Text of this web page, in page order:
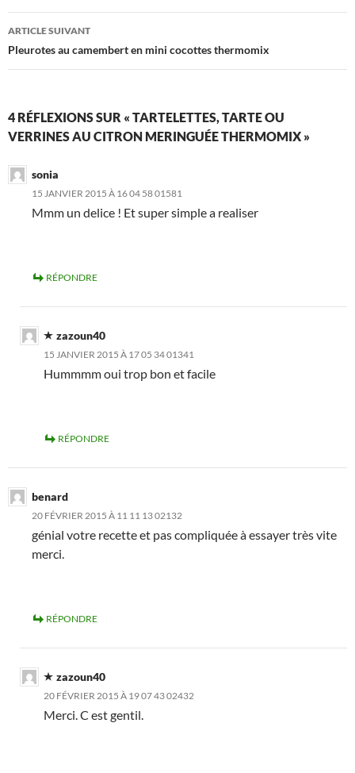
articles
ARTICLE SUIVANT
Pleurotes au camembert en mini cocottes thermomix
4 RÉFLEXIONS SUR « TARTELETTES, TARTE OU
VERRINES AU CITRON MERINGUÉE THERMOMIX »
sonia
15 JANVIER 2015 À 16 04 58 01581
Mmm un delice ! Et super simple a realiser
RÉPONDRE
zazoun40
15 JANVIER 2015 À 17 05 34 01341
Hummmm oui trop bon et facile
RÉPONDRE
benard
20 FÉVRIER 2015 À 11 11 13 02132
génial votre recette et pas compliquée à essayer très vite
merci.
RÉPONDRE
zazoun40
20 FÉVRIER 2015 À 19 07 43 02432
Merci. C est gentil.